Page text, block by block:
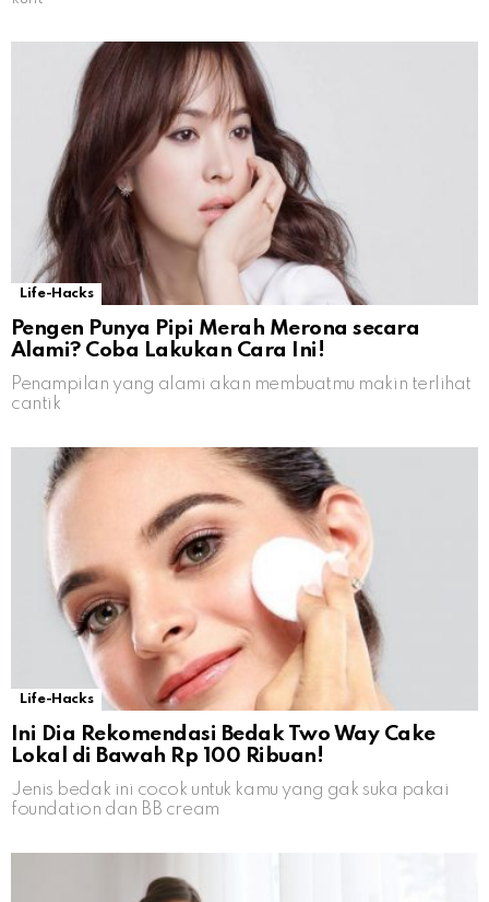
Life-Hacks
Pengen Punya Pipi Merah Merona secara
Alami? Coba Lakukan Cara Ini!
Penampilan yang alami akan membuatmu makin terlihat
cantik
Life-Hacks
Ini Dia Rekomendasi Bedak Two Way Cake
Lokal di Bawah Rp 100 Ribuan!
Jenis bedak ini cocok untuk kamu yang gak suka pakai
foundation dan BB cream